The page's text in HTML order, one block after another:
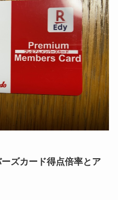
ズカード得点倍率とア